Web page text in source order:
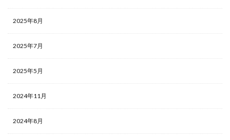
2025年8月
2025年7月
2025年5月
2024年11月
2024年8月